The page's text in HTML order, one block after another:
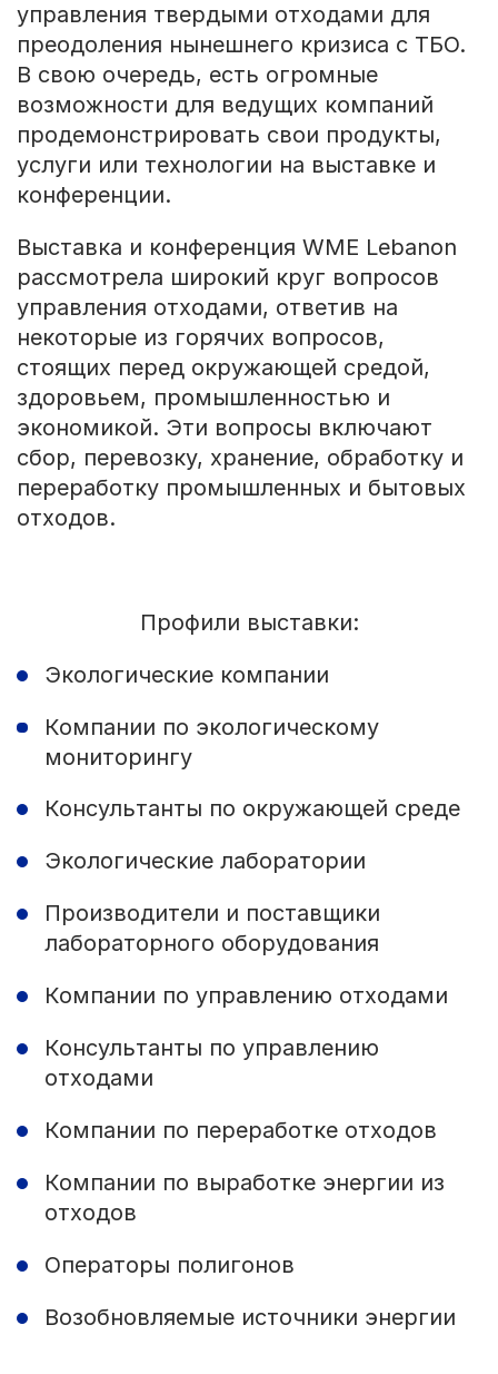
управления твердыми отходами для
преодоления нынешнего кризиса с ТБО.
В свою очередь, есть огромные
возможности для ведущих компаний
продемонстрировать свои продукты,
услуги или технологии на выставке и
конференции.
Выставка и конференция WME Lebanon
рассмотрела широкий круг вопросов
управления отходами, ответив на
некоторые из горячих вопросов,
стоящих перед окружающей средой,
здоровьем, промышленностью и
экономикой. Эти вопросы включают
сбор, перевозку, хранение, обработку и
переработку промышленных и бытовых
отходов.
Профили выставки:
Экологические компании
Компании по экологическому
мониторингу
Консультанты по окружающей среде
Экологические лаборатории
Производители и поставщики
лабораторного оборудования
Компании по управлению отходами
Консультанты по управлению
отходами
Компании по переработке отходов
Компании по выработке энергии из
отходов
Операторы полигонов
Возобновляемые источники энергии